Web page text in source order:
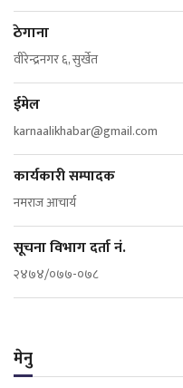
ठेगाना
वीरेन्द्रनगर ६, सुर्खेत
ईमेल
karnaalikhabar@gmail.com
कार्यकारी सम्पादक
नमराज आचार्य
सूचना विभाग दर्ता नं.
२४७४/०७७-०७८
मेनु